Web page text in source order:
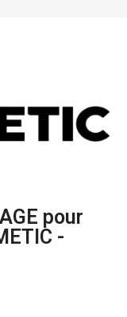
pour
-